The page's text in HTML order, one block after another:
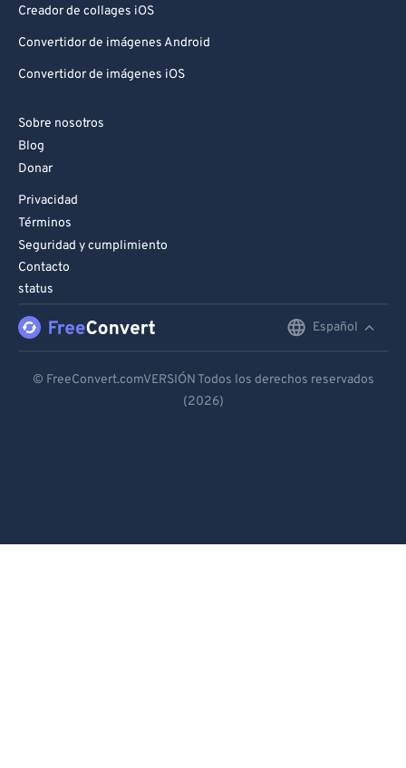
Creador de collages iOS
Convertidor de imágenes Android
Convertidor de imágenes iOS
Sobre nosotros
Blog
Donar
Privacidad
Términos
Seguridad y cumplimiento
Contacto
status
Español
Español
© FreeConvert.comVERSIÓN Todos los derechos reservados
(2026)